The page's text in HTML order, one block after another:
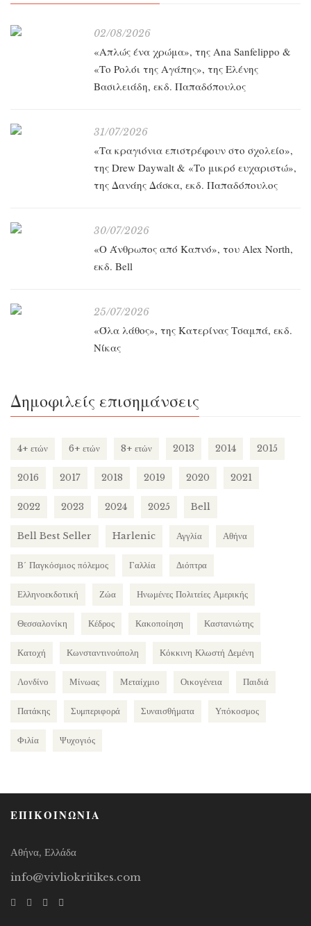
02/08/2026
«Απλώς ένα χρώμα», της Ana Sanfelippo &
«Το Ρολόι της Αγάπης», της Ελένης
Βασιλειάδη, εκδ. Παπαδόπουλος
31/07/2026
«Τα κραγιόνια επιστρέφουν στο σχολείο»,
της Drew Daywalt & «Το μικρό ευχαριστώ»,
της Δανάης Δάσκα, εκδ. Παπαδόπουλος
30/07/2026
«O Άνθρωπος από Καπνό», του Alex North,
εκδ. Bell
25/07/2026
«Όλα λάθος», της Κατερίνας Τσαμπά, εκδ.
Νίκας
Δημοφιλείς επισημάνσεις
4+ ετών 6+ ετών 8+ ετών 2013 2014 2015
2016 2017 2018 2019 2020 2021
2022 2023 2024 2025 Bell
Bell Best Seller Harlenic Αγγλία Αθήνα
Β΄ Παγκόσμιος πόλεμος Γαλλία Διόπτρα
Ελληνοεκδοτική Ζώα Ηνωμένες Πολιτείες Αμερικής
Θεσσαλονίκη Κέδρος Κακοποίηση Καστανιώτης
Κατοχή Κωνσταντινούπολη Κόκκινη Κλωστή Δεμένη
Λονδίνο Μίνωας Μεταίχμιο Οικογένεια Παιδιά
Πατάκης Συμπεριφορά Συναισθήματα Υπόκοσμος
Φιλία Ψυχογιός
ΕΠΙΚΟΙΝΩΝΙΑ
Αθήνα, Ελλάδα
info@vivliokritikes.com